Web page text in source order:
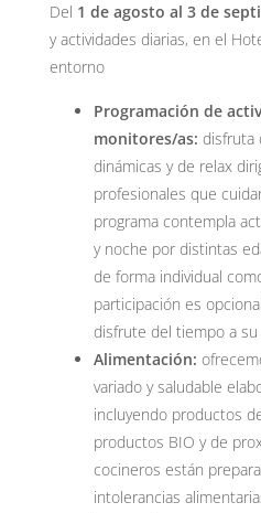
Del 1 de agosto al 3 de
y actividades diarias, en el
entorno
Programación de
monitores/as: disfruta
dinámicas y de relax
profesionales que
programa contempla
y noche por distintas
de forma individual
participación es
disfrute del tiempo a
Alimentación:
variado y saludable
incluyendo productos
productos BIO y de
cocineros están
intolerancias